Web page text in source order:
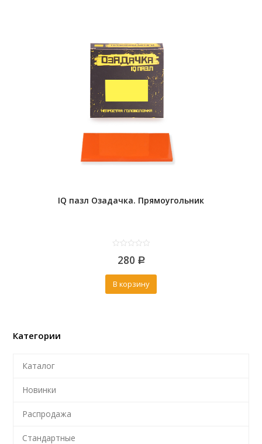
IQ пазл Озадачка. Прямоугольник
out
5
280 Р
В корзину
Категории
Каталог
Новинки
Распродажа
Стандартные